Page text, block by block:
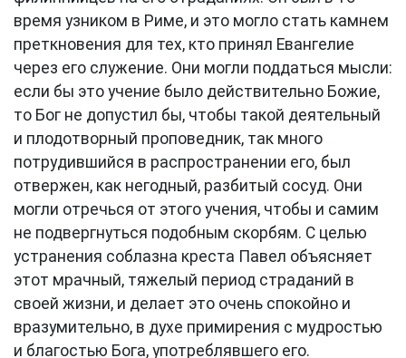
время узником в Риме, и это могло стать камнем
преткновения для тех, кто принял Евангелие
через его служение. Они могли поддаться мысли:
если бы это учение было действительно Божие,
то Бог не допустил бы, чтобы такой деятельный
и плодотворный проповедник, так много
потрудившийся в распространении его, был
отвержен, как негодный, разбитый сосуд. Они
могли отречься от этого учения, чтобы и самим
не подвергнуться подобным скорбям. С целью
устранения соблазна креста Павел объясняет
этот мрачный, тяжелый период страданий в
своей жизни, и делает это очень спокойно и
вразумительно, в духе примирения с мудростью
и благостью Бога, употреблявшего его.